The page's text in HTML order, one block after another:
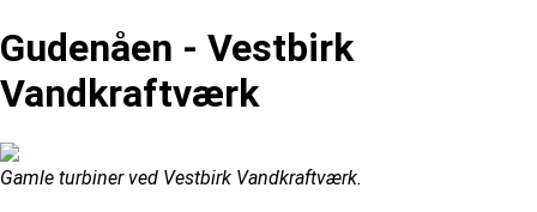
Gudenåen - Vestbirk
Vandkraftværk
Gamle turbiner ved Vestbirk Vandkraftværk.